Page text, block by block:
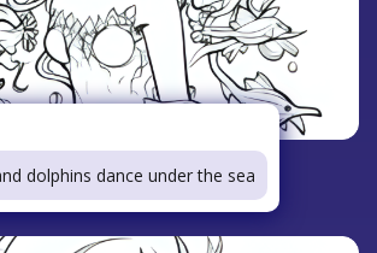
dolphins dance under the sea